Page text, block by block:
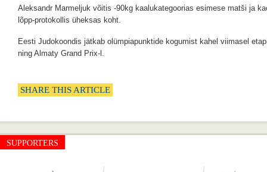
Aleksandr Marmeljuk võitis -90kg kaalukategoorias esimese matši ja
lõpp-protokollis üheksas koht.
Eesti Judokoondis jätkab olümpiapunktide kogumist kahel viimasel
ning Almaty Grand Prix-l.
SHARE THIS ARTICLE
SUPPORTERS